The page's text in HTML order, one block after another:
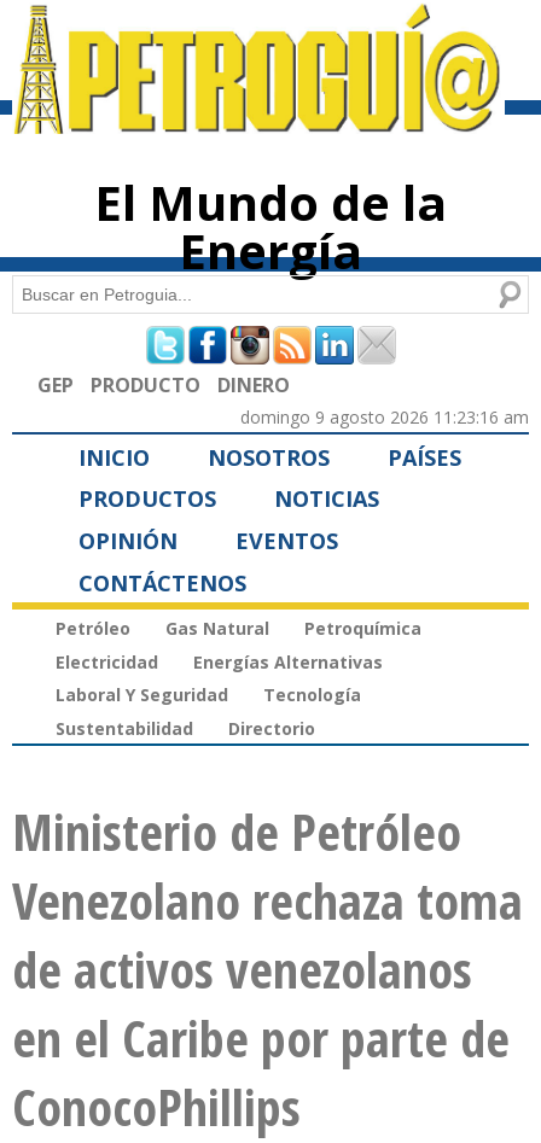
contenido
El Mundo de la
Energía
Formulario de búsqueda
Buscar
GEP PRODUCTO DINERO
domingo 9 agosto 2026 11:23:16 am
INICIO NOSOTROS
PAÍSES
PRODUCTOS
NOTICIAS
OPINIÓN
EVENTOS
CONTÁCTENOS
Petróleo Gas Natural
Petroquímica
Electricidad
Energías Alternativas
Laboral Y Seguridad
Tecnología
Sustentabilidad
Directorio
Ministerio de Petróleo
Venezolano rechaza toma
de activos venezolanos
en el Caribe por parte de
ConocoPhillips